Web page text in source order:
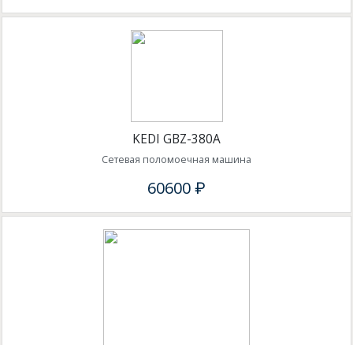
KEDI GBZ-380A
Сетевая поломоечная машина
60600 ₽